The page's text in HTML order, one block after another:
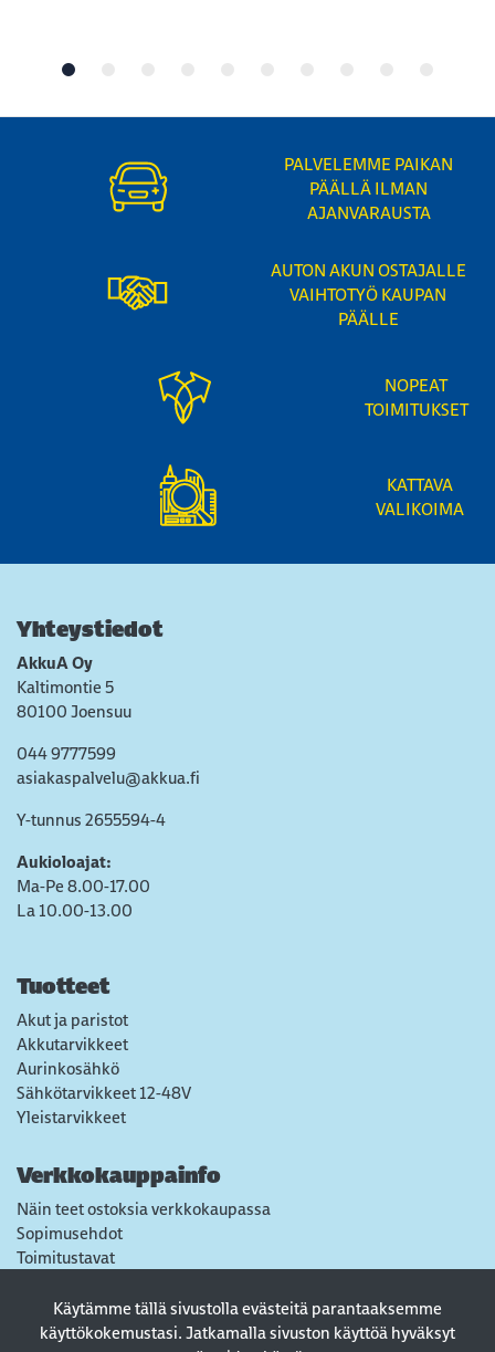
Käytämme tällä sivustolla evästeitä parantaaksemme
käyttökokemustasi. Jatkamalla sivuston käyttöä hyväksyt
PALVELEMME PAIKAN
PÄÄLLÄ ILMAN
AJANVARAUSTA
AUTON AKUN OSTAJALLE
VAIHTOTYÖ KAUPAN
PÄÄLLE
NOPEAT
TOIMITUKSET
KATTAVA
VALIKOIMA
Yhteystiedot
AkkuA Oy
Kaltimontie 5
80100 Joensuu
044 9777599
asiakaspalvelu@akkua.fi
Y-tunnus 2655594-4
Aukioloajat:
Ma-Pe 8.00-17.00
La 10.00-13.00
Tuotteet
Akut ja paristot
Akkutarvikkeet
Aurinkosähkö
Sähkötarvikkeet 12-48V
Yleistarvikkeet
Verkkokauppainfo
Näin teet ostoksia verkkokaupassa
Sopimusehdot
Toimitustavat
Tietosuojaseloste
Usein kysytyt kysymykset